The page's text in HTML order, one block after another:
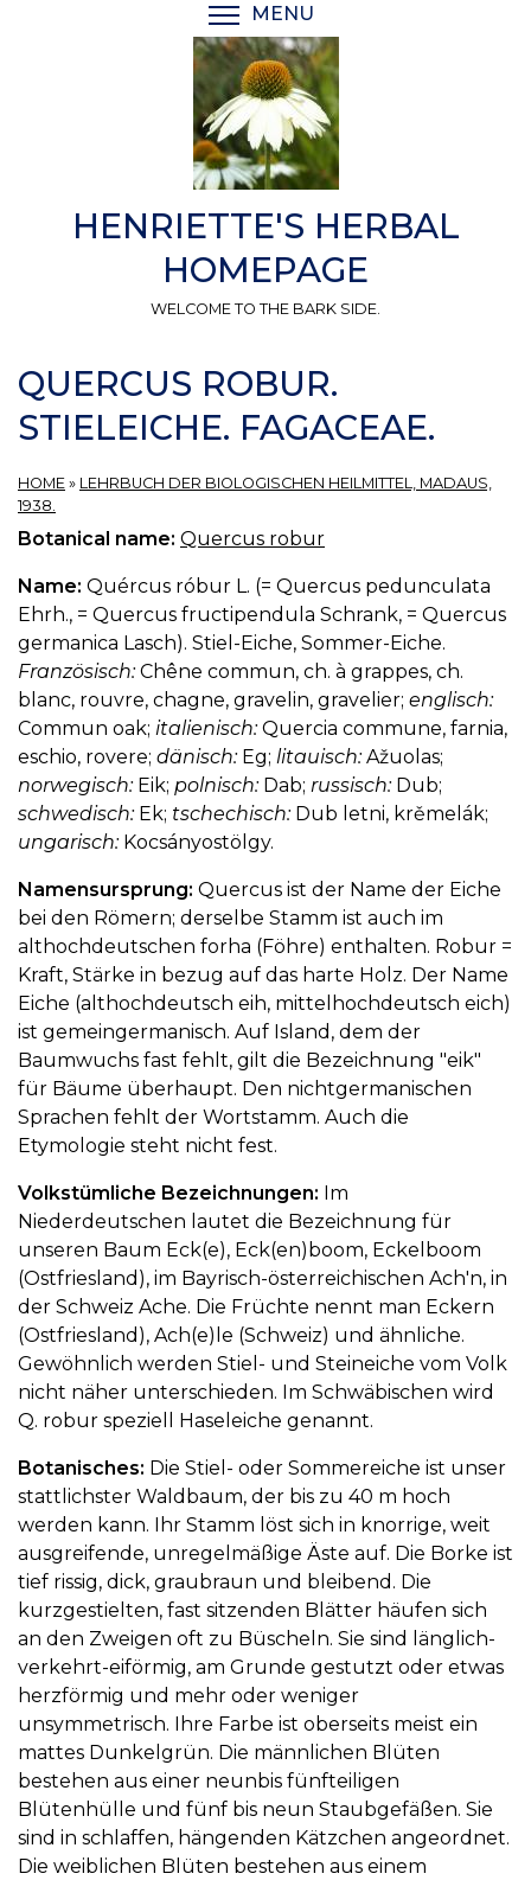
MENU
HENRIETTE'S HERBAL
HOMEPAGE
WELCOME TO THE BARK SIDE.
QUERCUS ROBUR.
STIELEICHE. FAGACEAE.
HOME » LEHRBUCH DER BIOLOGISCHEN HEILMITTEL, MADAUS,
1938.
Botanical name: Quercus robur
Name: Quércus róbur L. (= Quercus pedunculata
Ehrh., = Quercus fructipendula Schrank, = Quercus
germanica Lasch). Stiel-Eiche, Sommer-Eiche.
Französisch:Chêne commun, ch. à grappes, ch.
blanc, rouvre, chagne, gravelin, gravelier; englisch:
Commun oak; italienisch:Quercia commune, farnia,
eschio, rovere; dänisch:Eg; litauisch:Ažuolas;
norwegisch:Eik; polnisch:Dab; russisch:Dub;
schwedisch:Ek; tschechisch:Dub letni, krěmelák;
ungarisch:Kocsányostölgy.
Namensursprung: Quercus ist der Name der Eiche
bei den Römern; derselbe Stamm ist auch im
althochdeutschen forha (Föhre) enthalten. Robur =
Kraft, Stärke in bezug auf das harte Holz. Der Name
Eiche (althochdeutsch eih, mittelhochdeutsch eich)
ist gemeingermanisch. Auf Island, dem der
Baumwuchs fast fehlt, gilt die Bezeichnung "eik"
für Bäume überhaupt. Den nichtgermanischen
Sprachen fehlt der Wortstamm. Auch die
Etymologie steht nicht fest.
Volkstümliche Bezeichnungen: Im
Niederdeutschen lautet die Bezeichnung für
unseren Baum Eck(e), Eck(en)boom, Eckelboom
(Ostfriesland), im Bayrisch-österreichischen Ach'n, in
der Schweiz Ache. Die Früchte nennt man Eckern
(Ostfriesland), Ach(e)le (Schweiz) und ähnliche.
Gewöhnlich werden Stiel- und Steineiche vom Volk
nicht näher unterschieden. Im Schwäbischen wird
Q. robur speziell Haseleiche genannt.
Botanisches: Die Stiel- oder Sommereiche ist unser
stattlichster Waldbaum, der bis zu 40 m hoch
werden kann. Ihr Stamm löst sich in knorrige, weit
ausgreifende, unregelmäßige Äste auf. Die Borke ist
tief rissig, dick, graubraun und bleibend. Die
kurzgestielten, fast sitzenden Blätter häufen sich
an den Zweigen oft zu Büscheln. Sie sind länglich-
verkehrt-eiförmig, am Grunde gestutzt oder etwas
herzförmig und mehr oder weniger
unsymmetrisch. Ihre Farbe ist oberseits meist ein
mattes Dunkelgrün. Die männlichen Blüten
bestehen aus einer neunbis fünfteiligen
Blütenhülle und fünf bis neun Staubgefäßen. Sie
sind in schlaffen, hängenden Kätzchen angeordnet.
Die weiblichen Blüten bestehen aus einem